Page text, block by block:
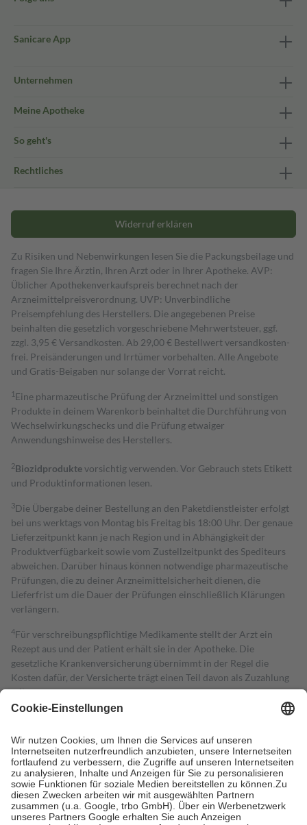
Sanicare App
Unternehmen
Meine Apotheke
So geht's
Rechtliches
Widerruf erklären
Zu Risiken und Nebenwirkungen lesen Sie die Packungsbeilage und
fragen Sie Ihre Ärztin, Ihren Arzt oder in Ihrer Apotheke. AVP:
Üblicher Apothekenverkaufspreis berechnet nach der
Arzneimittelpreisverordnung. UVP: Unverbindliche
Preisempfehlung des Herstellers. Die angegebenen Preise
beinhalten die gesetzlich vorgeschriebene Mehrwertsteuer, ggf.
zzgl. 3,95 € Versandkosten. Ab 29,00 € Bestell­wert versand­kosten­
frei. Preisänderungen und Irrtümer vorbehalten. Alle Angebote
und Gratis-Beigaben nur solange der Vorrat reicht.
1 Eine pharmazeutische Prüfung der Arzneimittel und sonstigen
Produkte in deinem Warenkorb beinhaltet die Durchführung von
Wechselwirkungschecks und die Prüfung etwaiger
Anwendungshinweise des Herstellers.
2Biozidproduktevorsichtig verwenden. Vor Gebrauch stets Etikett
und Produktinformationen lesen.
3Die Übergabe deiner Bestellung an den Paketdienstleister erfolgt
bei uns werktags von Montag bis Freitag bis 18:00 Uhr. Der genaue
Lieferzeitpunkt kann je nach Region und in Abhängigkeit der
Produktverfügbarkeit sowie vom Zustellzeitpunkt des Spediteurs
abweichen. Darüber hinaus können notwendige pharmazeutische
Prüfungen, die zu deiner Arzneimittelsicherheit dienen, die
Lieferfrist um die Dauer der Prüfungen einschließlich Klärungen
verlängern.
4Für verschreibungspflichtige Medikamente stellt der Arzt ein
Rezept aus und der Patient erhält sie in der Apotheke. Die
gesetzliche Krankenversicherung übernimmt in der Regel die
Kosten dafür, der Versicherte trägt einen Teil davon als Zuzahlung
mit.
Grundsätzlich leisten Mitglieder Zuzahlungen in Höhe von zehn
höchstens zehn Euro.
Es sind jedoch nie mehr als die tatsächlichen
Kosten der Leistung zu entrichten.
Diese Regeln gelten grundsätzlich auch für Online-Apotheken.
Bei Heilmitteln und häuslicher Krankenpflege beträgt die
Zuzahlung zehn Prozent der Kosten sowie zehn Euro je
Verordnung.
Um das Engagement der Versicherten für ihre eigene Gesundheit zu